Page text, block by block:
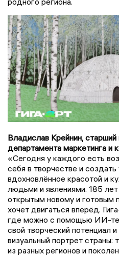
Владислав Крейнин,
департамента маркетинга и
«Сегодня у каждого есть
себя в творчестве и создать
вдохновлённое красотой и
людьми и явлениями. 185
открытым новому и готовым
хочет двигаться вперёд.
где можно с помощью ИИ-
свой творческий потенциал
визуальный портрет страны:
из разных регионов и